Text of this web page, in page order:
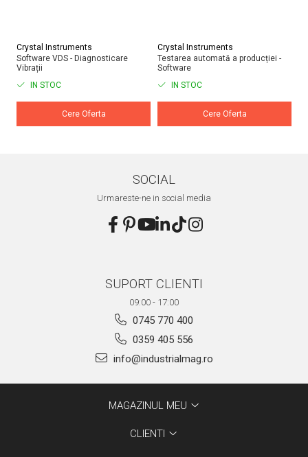
Crystal Instruments
Software VDS - Diagnosticare
Vibrații
IN STOC
Cere Oferta
Crystal Instruments
Testarea automată a producției -
Software
IN STOC
Cere Oferta
SOCIAL
Urmareste-ne in social media
SUPORT CLIENTI
09:00 - 17:00
0745 770 400
0359 405 556
info@industrialmag.ro
MAGAZINUL MEU
CLIENTI